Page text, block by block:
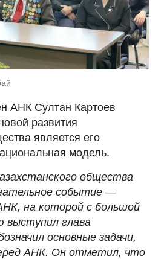
АНК Султан Картоев
развития
является его
модель.
общества
событие —
на которой с большой
выступил глава
основные задачи,
АНК. Он отметил, что